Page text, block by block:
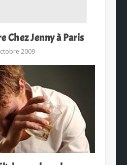
Chez Jenny à Paris
2009